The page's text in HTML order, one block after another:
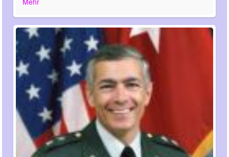
Mehr